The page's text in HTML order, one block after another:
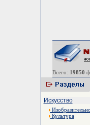
Всего: 19850
Искусство
Культура